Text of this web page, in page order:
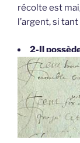
récolte est
l’argent, si
2-Il